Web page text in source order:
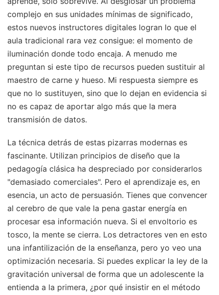
complejo en sus unidades mínimas de significado,
estos nuevos instructores digitales logran lo que el
aula tradicional rara vez consigue: el momento de
iluminación donde todo encaja. A menudo me
preguntan si este tipo de recursos pueden sustituir al
maestro de carne y hueso. Mi respuesta siempre es
que no lo sustituyen, sino que lo dejan en evidencia si
no es capaz de aportar algo más que la mera
transmisión de datos.
La técnica detrás de estas pizarras modernas es
fascinante. Utilizan principios de diseño que la
pedagogía clásica ha despreciado por considerarlos
"demasiado comerciales". Pero el aprendizaje es, en
esencia, un acto de persuasión. Tienes que convencer
al cerebro de que vale la pena gastar energía en
procesar esa información nueva. Si el envoltorio es
tosco, la mente se cierra. Los detractores ven en esto
una infantilización de la enseñanza, pero yo veo una
optimización necesaria. Si puedes explicar la ley de la
gravitación universal de forma que un adolescente la
entienda a la primera, ¿por qué insistir en el método